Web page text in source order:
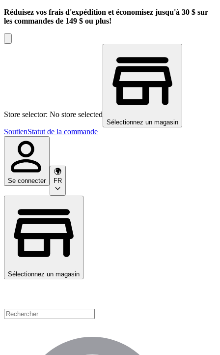
Réduisez vos frais d'expédition et économisez jusqu'à 30 $ sur
les commandes de 149 $ ou plus!
Store selector: No store selected
Sélectionnez un magasin
SoutienStatut de la commande
Se connecter FR
Sélectionnez un magasin